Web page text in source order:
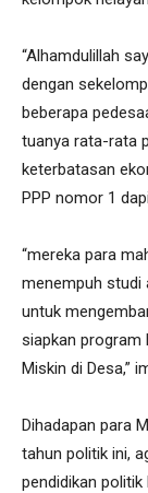
“Alhamdulillah
dengan
beberapa
tuanya rata-rata
keterbatasan
PPP nomor 1
“mereka para
menempuh studi
untuk
siapkan program
Miskin di Desa,”
Dihadapan para
tahun politik ini,
pendidikan